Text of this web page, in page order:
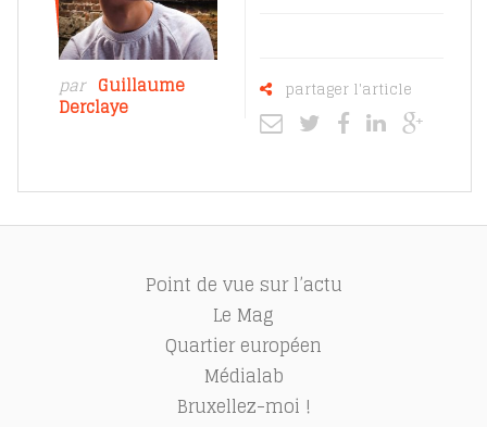
par Guillaume
Derclaye
partager l'article
Point de vue sur l’actu
Le Mag
Quartier européen
Médialab
Bruxellez-moi !